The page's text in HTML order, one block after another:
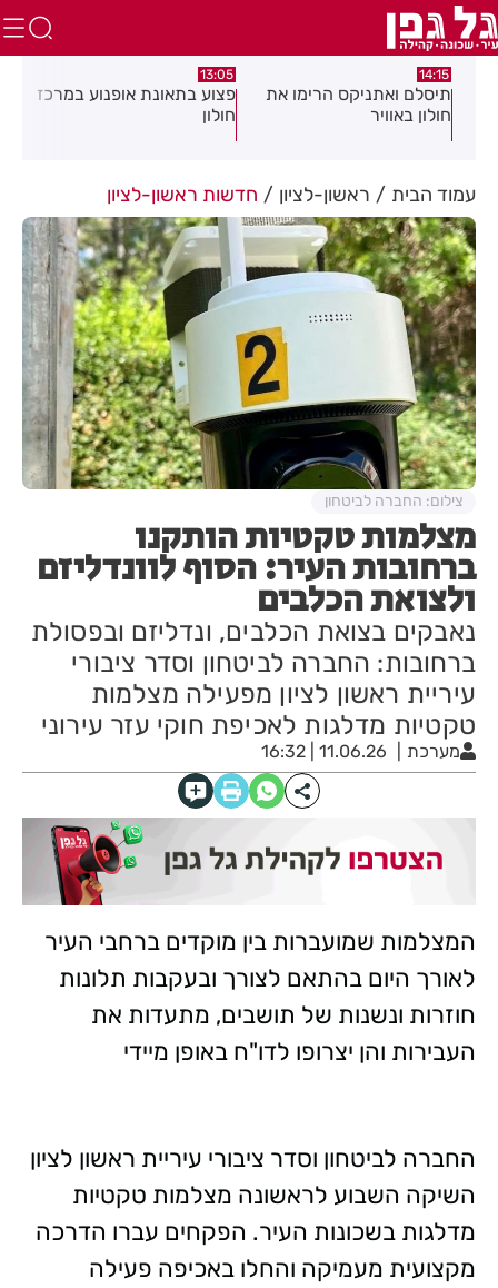
14:15
תיסלם ואתניקס הרימו את
חולון באוויר
13:05
פצוע בתאונת אופנוע במרכז
חולון
עמוד הבית ראשון-לציון חדשות ראשון-לציון
מצלמות טקטיות הותקנו
ברחובות העיר: הסוף לוונדליזם
ולצואת הכלבים
נאבקים בצואת הכלבים, ונדליזם ובפסולת
ברחובות: החברה לביטחון וסדר ציבורי
עיריית ראשון לציון מפעילה מצלמות
טקטיות מדלגות לאכיפת חוקי עזר עירוני
מערכת 11.06.26 | 16:32
צילום: החברה לביטחון
המצלמות שמועברות בין מוקדים ברחבי העיר
לאורך היום בהתאם לצורך ובעקבות תלונות
חוזרות ונשנות של תושבים, מתעדות את
העבירות והן יצרופו לדו"ח באופן מיידי
החברה לביטחון וסדר ציבורי עיריית ראשון לציון
השיקה השבוע לראשונה מצלמות טקטיות
מדלגות בשכונות העיר. הפקחים עברו הדרכה
מקצועית מעמיקה והחלו באכיפה פעילה